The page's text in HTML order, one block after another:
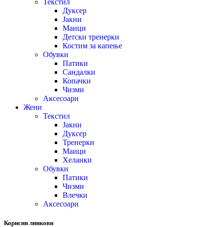
Дуксер
Јакни
Маици
Детски тренерки
Костим за капење
Обувки
Патики
Сандалки
Копачки
Чизми
Аксесоари
Жени
Текстил
Јакни
Дуксер
Тренерки
Маици
Хеланки
Обувки
Патики
Чизми
Влечки
Аксесоари
Корисни линкови